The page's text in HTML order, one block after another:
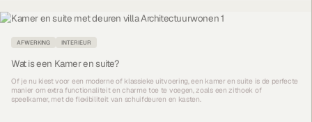
AFWERKING INTERIEUR
Wat is een Kamer en suite?
Of je nu kiest voor een moderne of klassieke uitvoering, een kamer en suite is de perfecte
manier om extra functionaliteit en charme toe te voegen, zoals een zithoek of
speelkamer, met de flexibiliteit van schuifdeuren en kasten.